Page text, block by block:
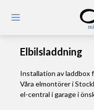
Elbilsladdning
Installation av laddbox
Våra elmontörer i
el-central i garage i